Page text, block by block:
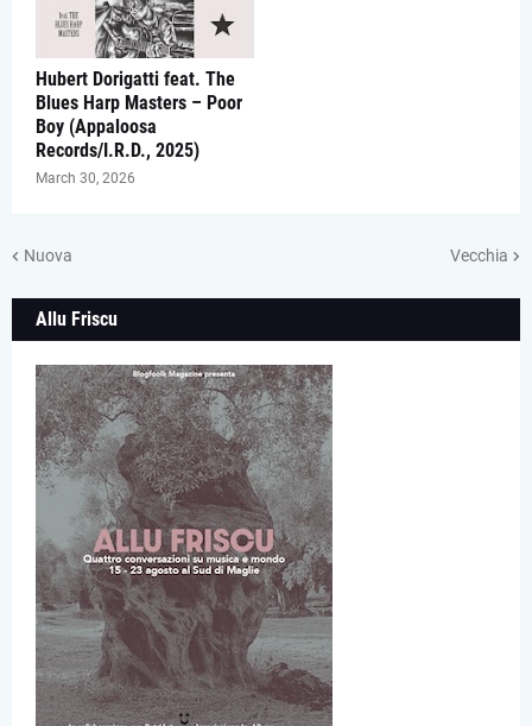
Hubert Dorigatti feat. The
Blues Harp Masters – Poor
Boy (Appaloosa
Records/I.R.D., 2025)
March 30, 2026
Nuova Vecchia
Allu Friscu